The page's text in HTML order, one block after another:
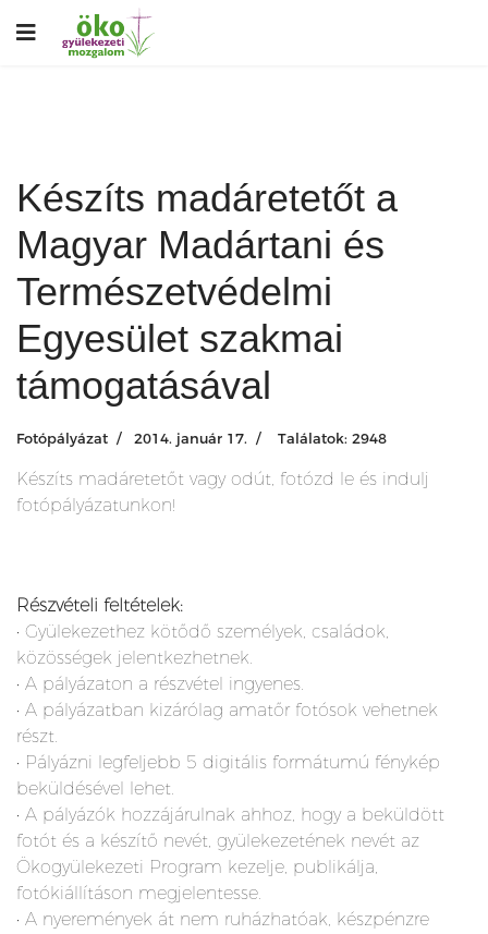
Készíts madáretetőt a
Magyar Madártani és
Természetvédelmi
Egyesület szakmai
támogatásával
Fotópályázat 2014. január 17. Találatok: 2948
Készíts madáretetőt vagy odút, fotózd le és indulj
fotópályázatunkon!
Részvételi feltételek:
• Gyülekezethez kötődő személyek, családok,
közösségek jelentkezhetnek.
• A pályázaton a részvétel ingyenes.
• A pályázatban kizárólag amatőr fotósok vehetnek
részt.
• Pályázni legfeljebb 5 digitális formátumú fénykép
beküldésével lehet.
• A pályázók hozzájárulnak ahhoz, hogy a beküldött
fotót és a készítő nevét, gyülekezetének nevét az
Ökogyülekezeti Program kezelje, publikálja,
fotókiállításon megjelentesse.
• A nyeremények át nem ruházhatóak, készpénzre